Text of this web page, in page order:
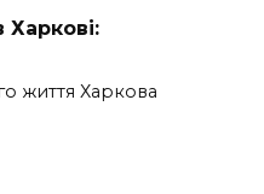
Харкові:
життя Харкова